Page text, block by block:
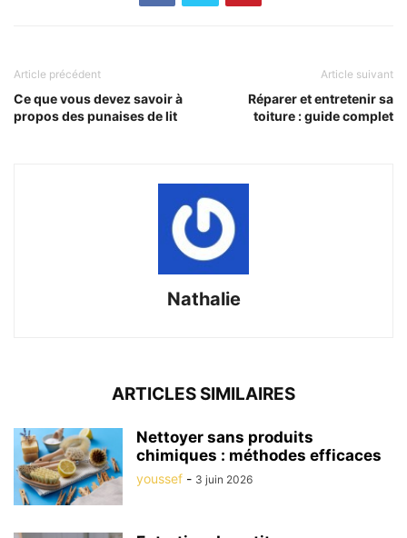
Article précédent
Ce que vous devez savoir à
propos des punaises de lit
Article suivant
Réparer et entretenir sa
toiture : guide complet
Nathalie
ARTICLES SIMILAIRES
Nettoyer sans produits
chimiques : méthodes efficaces
youssef - 3 juin 2026